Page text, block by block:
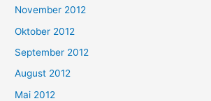
November 2012
Oktober 2012
September 2012
August 2012
Mai 2012